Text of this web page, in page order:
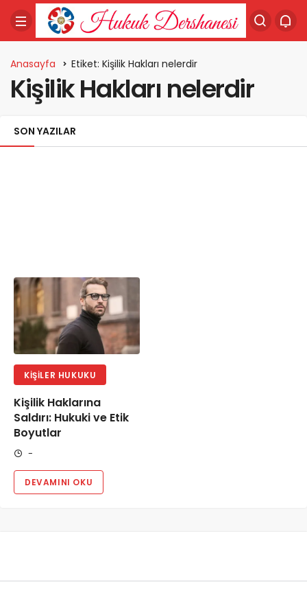
Anasayfa Etiket: Kişilik Hakları nelerdir
Kişilik Hakları nelerdir
SON YAZILAR
KIŞILER HUKUKU
Kişilik Haklarına
Saldırı: Hukuki ve Etik
Boyutlar
-
DEVAMINI OKU